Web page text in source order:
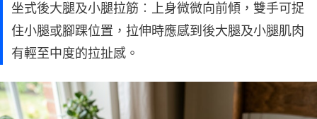
坐式後大腿及小腿拉筋︰上身微微向前傾，雙手可捉
住小腿或腳踝位置，拉伸時應感到後大腿及小腿肌肉
有輕至中度的拉扯感。